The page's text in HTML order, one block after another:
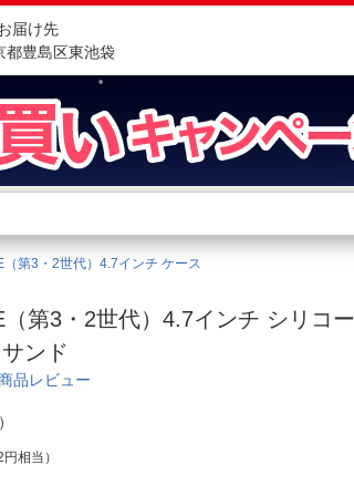
届け先
都豊島区東池袋
がす
からさがす
ポート
ド
第3・2世代）4.7インチ ケース
（第3・2世代）4.7インチ シリコ
ンド
品レビュー
円相当）